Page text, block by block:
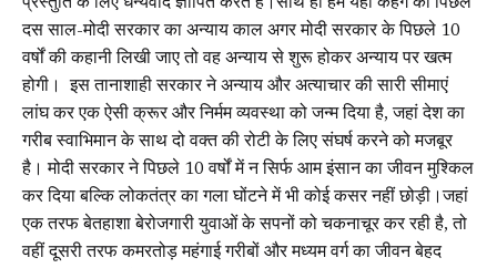
दस साल-मोदी सरकार का अन्याय काल अगर मोदी सरकार के पिछले 10
वर्षों की कहानी लिखी जाए तो वह अन्याय से शुरू होकर अन्याय पर खत्म
होगी। इस तानाशाही सरकार ने अन्याय और अत्याचार की सारी सीमाएं
लांघ कर एक ऐसी क्रूर और निर्मम व्यवस्था को जन्म दिया है, जहां देश का
गरीब स्वाभिमान के साथ दो वक्त की रोटी के लिए संघर्ष करने को मजबूर
है। मोदी सरकार ने पिछले 10 वर्षों में न सिर्फ आम इंसान का जीवन मुश्किल
कर दिया बल्कि लोकतंत्र का गला घोंटने में भी कोई कसर नहीं छोड़ी।जहां
एक तरफ बेतहाशा बेरोजगारी युवाओं के सपनों को चकनाचूर कर रही है, तो
वहीं दूसरी तरफ कमरतोड़ महंगाई गरीबों और मध्यम वर्ग का जीवन बेहद